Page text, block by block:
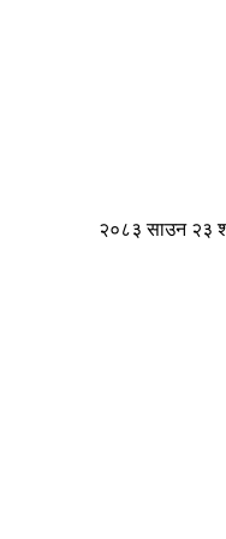
२०८३ साउन २३